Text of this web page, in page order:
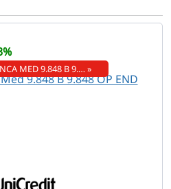
MED 9.848 B 9.… »